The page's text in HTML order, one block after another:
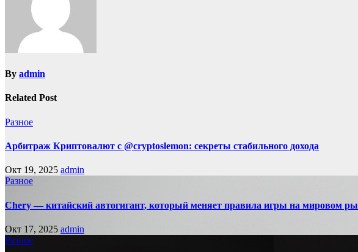
By admin
Related Post
Разное
Арбитраж Криптовалют с @cryptoslemon: секреты стабильного дохода
Окт 19, 2025 admin
Разное
Chery — китайский автогигант, который меняет правила игры на мировом
Окт 17, 2025 admin
Разное